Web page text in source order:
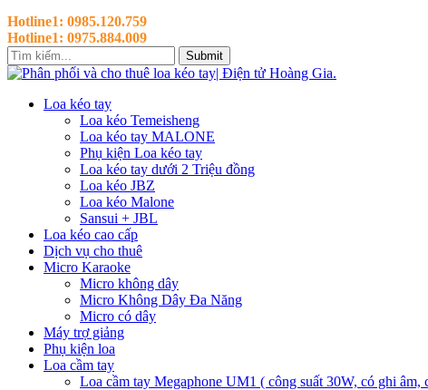
Hotline1: 0985.120.759
Hotline1: 0975.884.009
Submit
Loa kéo tay
Loa kéo Temeisheng
Loa kéo tay MALONE
Phụ kiện Loa kéo tay
Loa kéo tay dưới 2 Triệu đồng
Loa kéo JBZ
Loa kéo Malone
Sansui + JBL
Loa kéo cao cấp
Dịch vụ cho thuê
Micro Karaoke
Micro không dây
Micro Không Dây Đa Năng
Micro có dây
Máy trợ giảng
Phụ kiện loa
Loa cầm tay
Loa cầm tay Megaphone UM1 ( công suất 30W, có ghi